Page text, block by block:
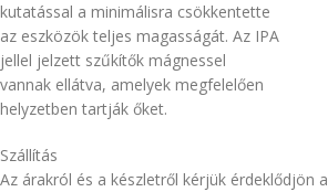
kutatással a minimálisra csökkentette
az eszközök teljes magasságát. Az IPA
jellel jelzett szűkítők mágnessel
vannak ellátva, amelyek megfelelően
helyzetben tartják őket.
Szállítás
Az árakról és a készletről kérjük érdeklődjön a